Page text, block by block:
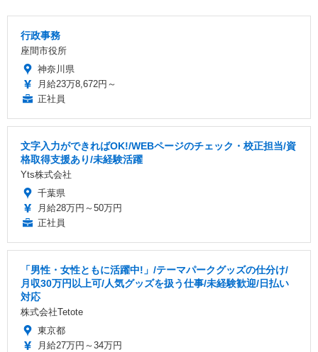
行政事務
座間市役所
神奈川県
月給23万8,672円～
正社員
文字入力ができればOK!/WEBページのチェック・校正担当/資
格取得支援あり/未経験活躍
Yts株式会社
千葉県
月給28万円～50万円
正社員
「男性・女性ともに活躍中!」/テーマパークグッズの仕分け/
月収30万円以上可/人気グッズを扱う仕事/未経験歓迎/日払い
対応
株式会社Tetote
東京都
月給27万円～34万円